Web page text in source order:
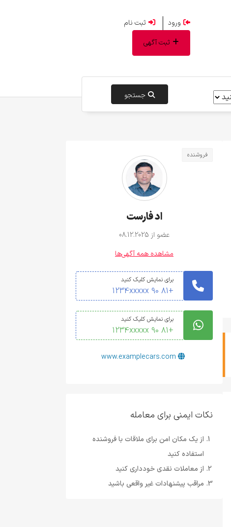
جستجو
ورود
ثبت نام
ثبت آگهی
فروشنده
اد فارست
عضو از 08.12.2025
مشاهده همه آگهی‌ها
برای نمایش کلیک کنید
+81 90 1234xxxxx
برای نمایش کلیک کنید
+81 90 1234xxxxx
نکات ایمنی برای معامله
از یک مکان امن برای ملاقات با فروشنده
استفاده کنید
از معاملات نقدی خودداری کنید
مراقب پیشنهادات غیر واقعی باشید